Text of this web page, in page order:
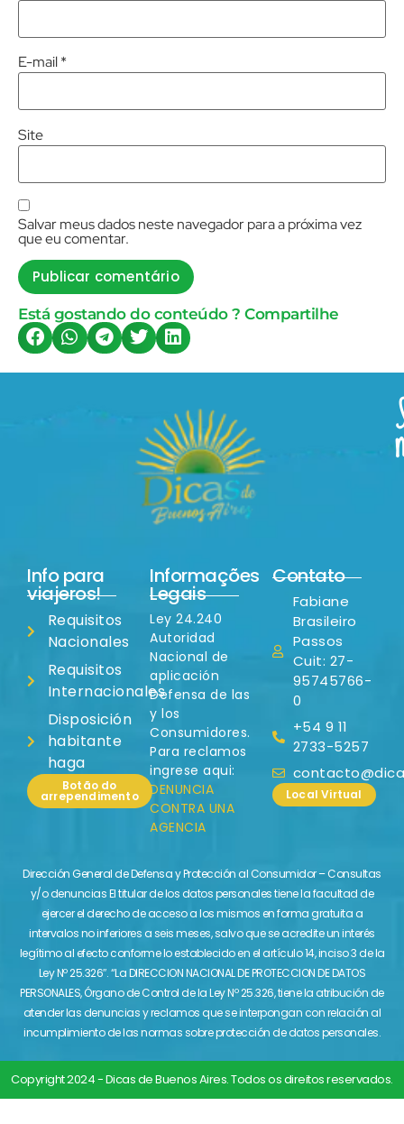
E-mail*
Site
Salvar meus dados neste navegador para a próxima vez
que eu comentar.
Está gostando do conteúdo ? Compartilhe
Info para
viajeros!
Requisitos
Nacionales
Requisitos
Internacionales
Disposición
habitante
haga
Botão do
arrependimento
Informações
Legais
Ley 24.240
Autoridad
Nacional de
aplicación
Defensa de las
y los
Consumidores.
Para reclamos
ingrese aqui:
DENUNCIA
CONTRA UNA
AGENCIA
Contato
Fabiane
Brasileiro
Passos
Cuit: 27-
95745766-
0
+54 9 11
2733-5257
Local Virtual
Dirección General de Defensa y Protección al Consumidor – Consultas
y/o denuncias El titular de los datos personales tiene la facultad de
ejercer el derecho de acceso a los mismos en forma gratuita a
intervalos no inferiores a seis meses, salvo que se acredite un interés
legítimo al efecto conforme lo establecido en el artículo 14, inciso 3 de la
Ley Nº 25.326″. “La DIRECCION NACIONAL DE PROTECCION DE DATOS
PERSONALES, Órgano de Control de la Ley Nº 25.326, tiene la atribución de
atender las denuncias y reclamos que se interpongan con relación al
incumplimiento de las normas sobre protección de datos personales.
Copyright 2024 - Dicas de Buenos Aires. Todos os direitos reservados.